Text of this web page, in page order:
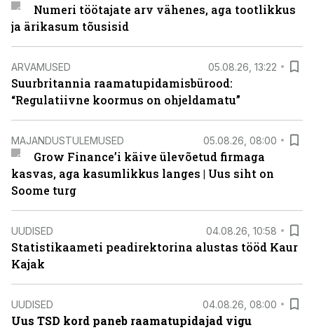
Numeri töötajate arv vähenes, aga tootlikkus
ja ärikasum tõusisid
ARVAMUSED 05.08.26, 13:22
Suurbritannia raamatupidamisbürood:
“Regulatiivne koormus on ohjeldamatu”
MAJANDUSTULEMUSED 05.08.26, 08:00
Grow Finance’i käive ülevõetud firmaga
kasvas, aga kasumlikkus langes | Uus siht on
Soome turg
UUDISED 04.08.26, 10:58
Statistikaameti peadirektorina alustas tööd Kaur
Kajak
UUDISED 04.08.26, 08:00
Uus TSD kord paneb raamatupidajad vigu